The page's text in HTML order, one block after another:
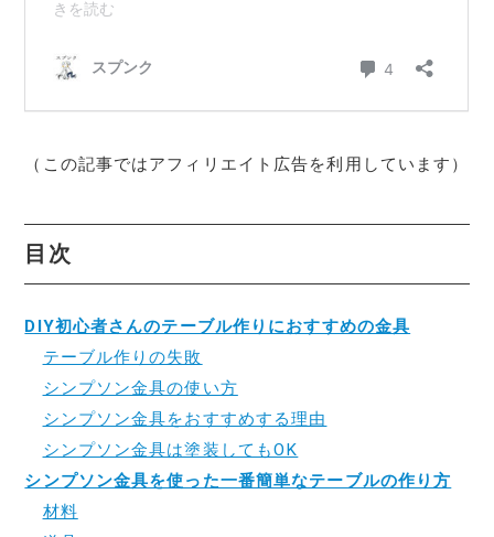
（この記事ではアフィリエイト広告を利用しています）
目次
DIY初心者さんのテーブル作りにおすすめの金具
テーブル作りの失敗
シンプソン金具の使い方
シンプソン金具をおすすめする理由
シンプソン金具は塗装してもOK
シンプソン金具を使った一番簡単なテーブルの作り方
材料